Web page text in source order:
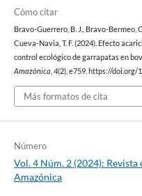
Cómo citar
Bravo-Guerrero, B. J., Bravo-Bermeo,
Cueva-Navia, T. F. (2024). Efecto
control ecológico de garrapatas en
Amazónica 4(2), e759. https://doi.org/
Más formatos de cita
Número
Vol. 4 Núm. 2 (2024):
Amazónica